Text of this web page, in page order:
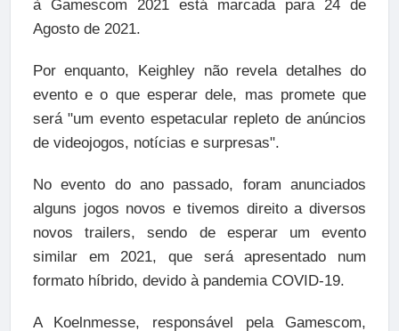
à Gamescom 2021 está marcada para 24 de
Agosto de 2021.
Por enquanto, Keighley não revela detalhes do
evento e o que esperar dele, mas promete que
será "um evento espetacular repleto de anúncios
de videojogos, notícias e surpresas".
No evento do ano passado, foram anunciados
alguns jogos novos e tivemos direito a diversos
novos trailers, sendo de esperar um evento
similar em 2021, que será apresentado num
formato híbrido, devido à pandemia COVID-19.
A Koelnmesse, responsável pela Gamescom,